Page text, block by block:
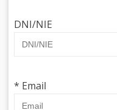
DNI/NIE
* Email